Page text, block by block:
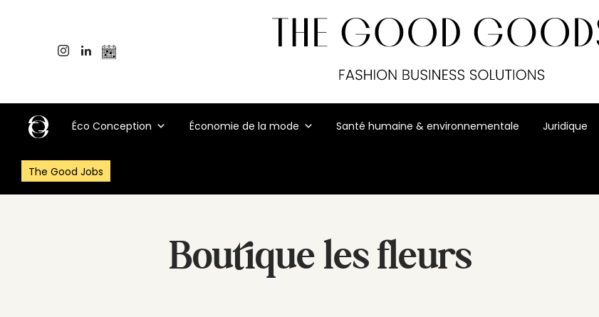
Éco Conception Économie de la mode Santé humaine & environnementale Juridique
The Good Jobs
Boutique les fleurs